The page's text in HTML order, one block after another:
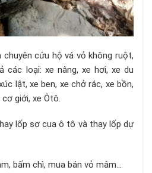
chuyên cứu hộ vá vỏ không ruột,
các loại: xe nâng, xe hơi, xe du
lật, xe ben, xe chở rác, xe bồn,
cơ giới, xe Ôtô.
lốp sơ cua ô tô và thay lốp dự
bấm chì, mua bán vỏ mâm…